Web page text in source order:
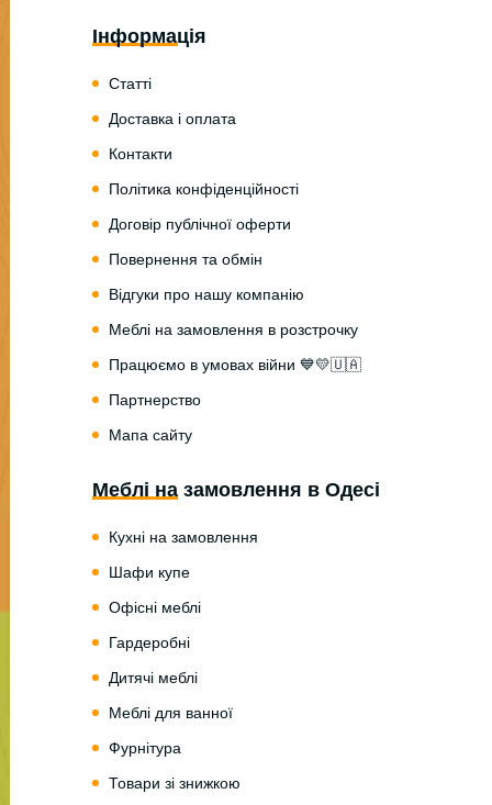
Інформація
Статті
Доставка і оплата
Контакти
Політика конфіденційності
Договір публічної оферти
Повернення та обмін
Відгуки про нашу компанію
Меблі на замовлення в розстрочку
Працюємо в умовах війни 💙💛🇺🇦
Партнерство
Мапа сайту
Меблі на замовлення в Одесі
Кухні на замовлення
Шафи купе
Офісні меблі
Гардеробні
Дитячі меблі
Меблі для ванної
Фурнітура
Товари зі знижкою